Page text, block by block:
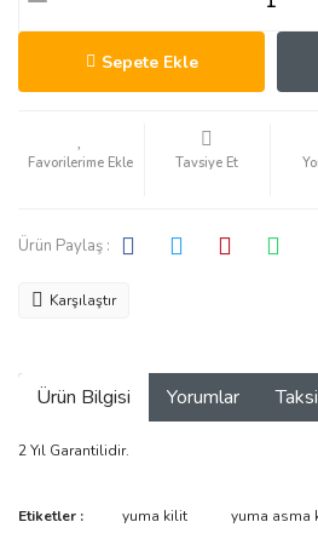
Sepete Ekle
Tavsiye Et
Ürün Paylaş :
Karşılaştır
Ürün Bilgisi Yorumlar
2 Yıl Garantilidir.
Bu ürünün fiyat bilgisi, resim, ürün
Etiketler : yuma kilit yuma asma